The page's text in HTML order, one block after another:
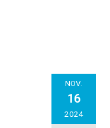
NOV.
16
2024